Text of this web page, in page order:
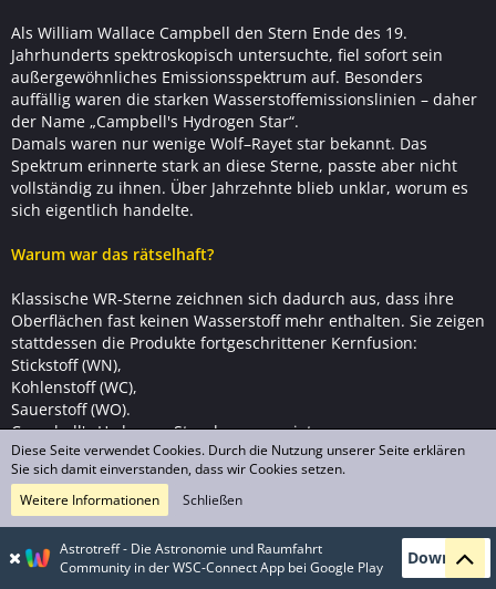
Als William Wallace Campbell den Stern Ende des 19.
Jahrhunderts spektroskopisch untersuchte, fiel sofort sein
außergewöhnliches Emissionsspektrum auf. Besonders
auffällig waren die starken Wasserstoffemissionslinien – daher
der Name „Campbell's Hydrogen Star“.
Damals waren nur wenige Wolf–Rayet star bekannt. Das
Spektrum erinnerte stark an diese Sterne, passte aber nicht
vollständig zu ihnen. Über Jahrzehnte blieb unklar, worum es
sich eigentlich handelte.
Warum war das rätselhaft?
Klassische WR-Sterne zeichnen sich dadurch aus, dass ihre
Oberflächen fast keinen Wasserstoff mehr enthalten. Sie zeigen
stattdessen die Produkte fortgeschrittener Kernfusion:
Stickstoff (WN),
Kohlenstoff (WC),
Sauerstoff (WO).
Campbell's Hydrogen Star dagegen zeigte:
sehr starke Wasserstofflinien,
gleichzeitig intensive Helium- und Stickstoffemissionen,
einen extrem dichten Sternwind.
Das passte in keines der damaligen Schemata.
Die heutige Einordnung
Astrotreff - Die Astronomie und Raumfahrt
Community in der WSC-Connect App bei Google Play
Download
Diese Seite verwendet Cookies. Durch die Nutzung unserer Seite erklären
Sie sich damit einverstanden, dass wir Cookies setzen.
Weitere Informationen
Schließen